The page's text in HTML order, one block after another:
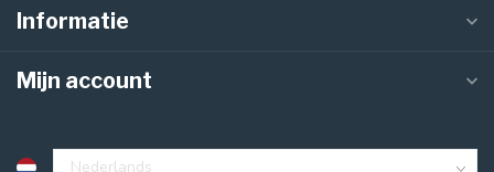
Informatie
Mijn account